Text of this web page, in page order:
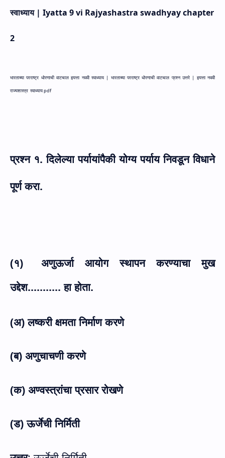
स्वाध्याय | Iyatta 9 vi Rajyashastra swadhyay chapter
2
भारताच्या परराष्ट्र धोरणाची वाटचाल इयत्ता नववी स्वाध्याय | भारताच्या परराष्ट्र धोरणाची वाटचाल प्रश्न उत्तरे | इयत्ता नववी
राज्यशास्त्र स्वाध्याय pdf
प्रश्न १. दिलेल्या पर्यायांपैकी योग्य पर्याय निवडून विधाने
पूर्ण करा.
(१)
अणुऊर्जा आयोग स्थापन करण्याचा मुख
उद्देश........... हा होता.
(अ) लष्करी क्षमता निर्माण करणे
(ब) अणुचाचणी करणे
(क) अण्वस्त्रांचा प्रसार रोखणे
(ड) ऊर्जेची निर्मिती